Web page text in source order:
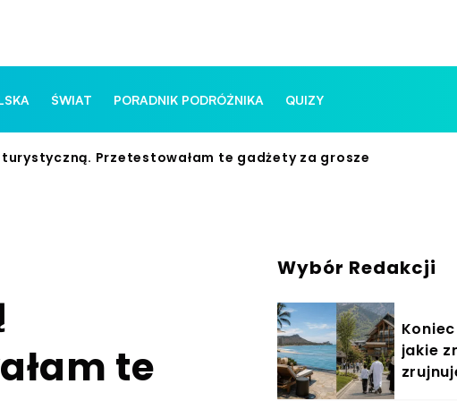
ŚWIAT PORADNIK PODRÓŻNIKA QUIZY
Przetestowałam te gadżety za grosze
te
Wybór Redakcji
jakie